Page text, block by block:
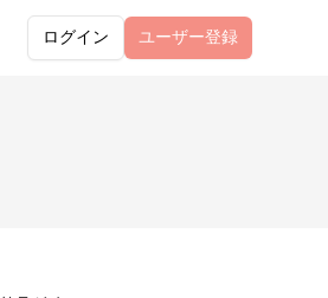
ログイン ユーザー登録